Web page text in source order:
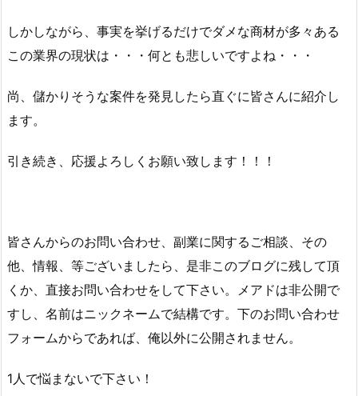
しかしながら、事実を挙げるだけでダメな商材が多々ある
この業界の現状は・・・何とも悲しいですよね・・・
尚、儲かりそうな案件を発見したら直ぐに皆さんに紹介し
ます。
引き続き、応援よろしくお願い致します！！！
皆さんからのお問い合わせ、副業に関するご相談、その
他、情報、等ございましたら、是非このブログに残して頂
くか、直接お問い合わせをして下さい。メアドは非公開で
すし、名前はニックネームで結構です。下のお問い合わせ
フォームからであれば、俺以外に公開されません。
1人で悩まないで下さい！